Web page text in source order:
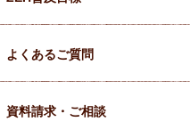
よくあるご質問
資料請求・ご相談